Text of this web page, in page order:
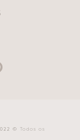
© Todos os